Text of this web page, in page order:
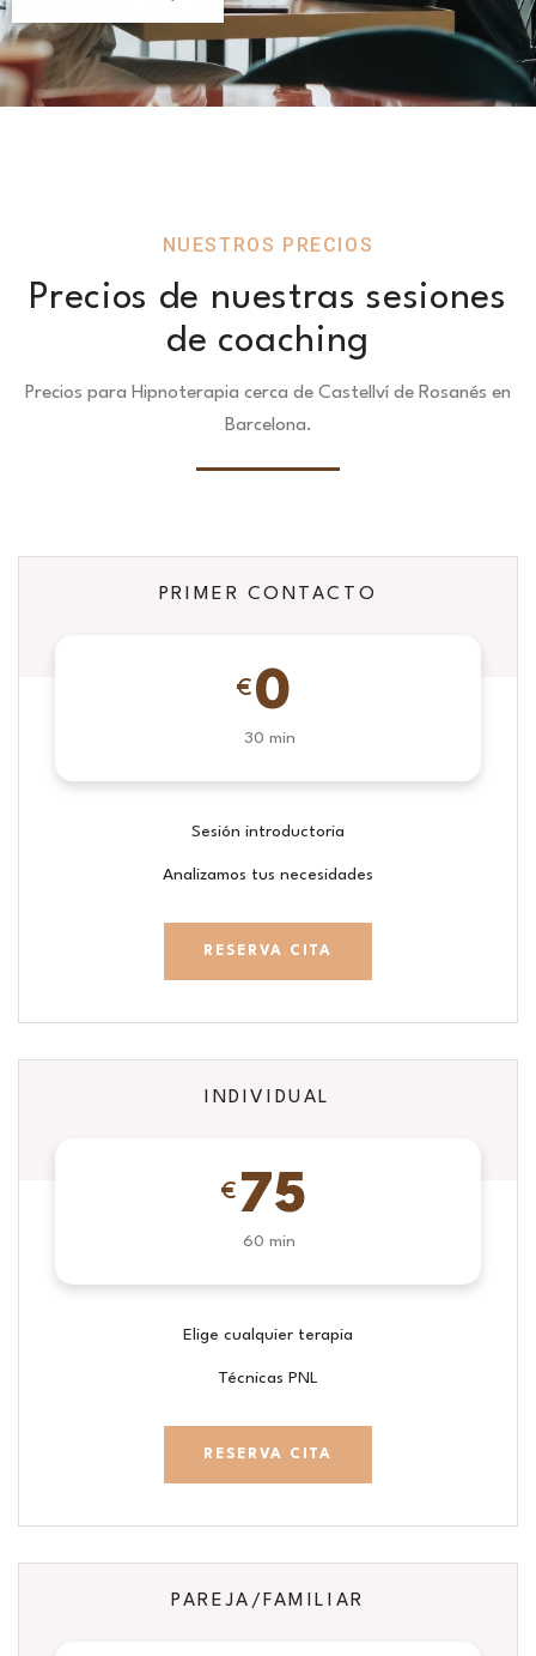
NUESTROS PRECIOS
Precios de nuestras sesiones
de coaching
Precios para Hipnoterapia cerca de Castellví de Rosanés en
Barcelona.
PRIMER CONTACTO
€ 0
30 min
Sesión introductoria
Analizamos tus necesidades
RESERVA CITA
INDIVIDUAL
€ 75
60 min
Elige cualquier terapia
Técnicas PNL
RESERVA CITA
PAREJA/FAMILIAR